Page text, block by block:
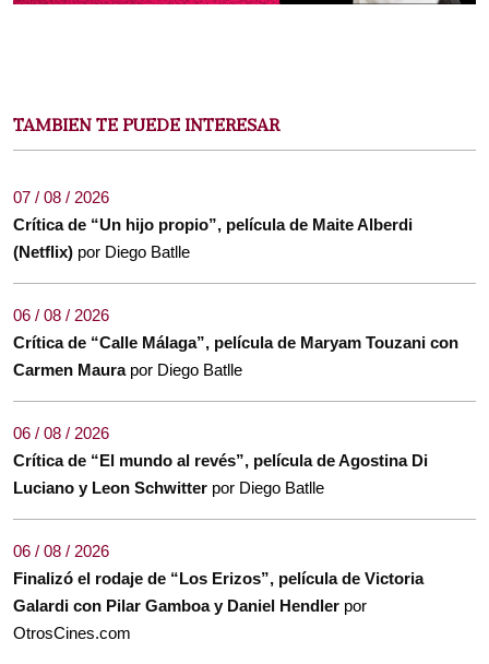
TAMBIEN TE PUEDE INTERESAR
07 / 08 / 2026
Crítica de “Un hijo propio”, película de Maite Alberdi
(Netflix) por Diego Batlle
06 / 08 / 2026
Crítica de “Calle Málaga”, película de Maryam Touzani con
Carmen Maura por Diego Batlle
06 / 08 / 2026
Crítica de “El mundo al revés”, película de Agostina Di
Luciano y Leon Schwitter por Diego Batlle
06 / 08 / 2026
Finalizó el rodaje de “Los Erizos”, película de Victoria
Galardi con Pilar Gamboa y Daniel Hendler por
OtrosCines.com